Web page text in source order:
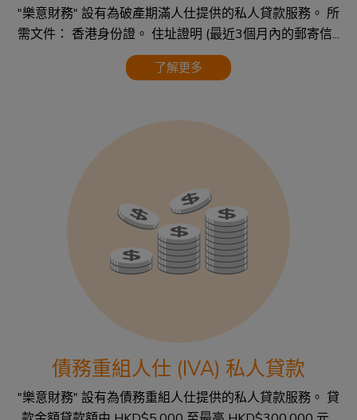
"樂意財務" 設有為破產期滿人仕提供的私人貸款服務。 所
需文件： 香港身份證。 住址證明 (最近3個月內的郵寄信...
了解更多
債務重組人仕 (IVA) 私人貸款
"樂意財務" 設有為債務重組人仕提供的私人貸款服務。 貸